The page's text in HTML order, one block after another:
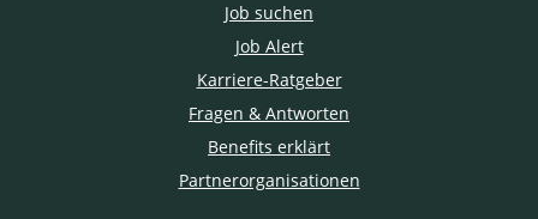
Job suchen
Job Alert
Karriere-Ratgeber
Fragen & Antworten
Benefits erklärt
Partnerorganisationen